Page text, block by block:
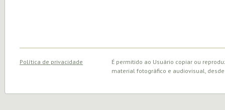
Política de privacidade
É permitido ao Usuário copiar ou
material fotográfico e audiovisual,